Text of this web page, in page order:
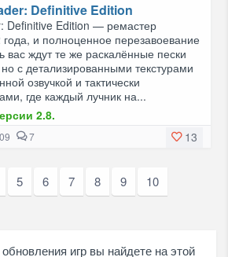
Definitive Edition
Definitive Edition — ремастер
года, и полноценное перезавоевание
вас ждут те же раскалённые пески
с детализированными текстурами
озвучкой и тактически
где каждый лучник на...
2.8.
13
7
5 6 7 8 9 10
игр вы найдете на этой